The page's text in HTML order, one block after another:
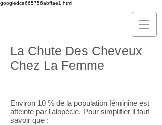
googledce665756abffae1.html
La Chute Des Cheveux
Chez La Femme
Environ 10 % de la population féminine est
atteinte par l'alopécie. Pour simplifier il faut
savoir que :